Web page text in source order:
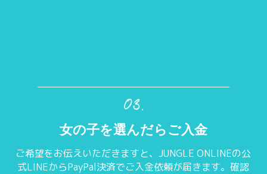
女の子を選んだらご入金
ご希望をお伝えいただきますと、JUNGLE ONLINEの公
式LINEからPayPal決済でご入金依頼が届きます。確認